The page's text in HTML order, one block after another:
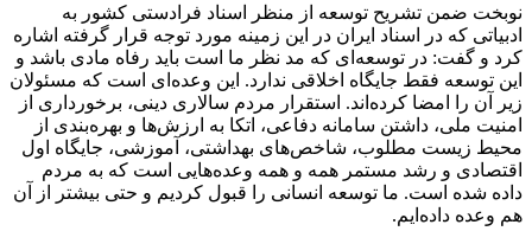
نوبخت ضمن تشریح توسعه از منظر اسناد فرادستی کشور به
ادبیاتی که در اسناد ایران در این زمینه مورد توجه قرار گرفته اشاره
کرد و گفت: در توسعه‌ای که مد نظر ما است باید رفاه مادی باشد و
این توسعه فقط جایگاه اخلاقی ندارد. این وعده‌ای است که مسئولان
زیر آن را امضا کرده‌اند. استقرار مردم سالاری دینی، برخورداری از
امنیت ملی، داشتن سامانه دفاعی، اتکا به ارزش‌ها و بهره‌بندی از
محیط زیست مطلوب، شاخص‌های بهداشتی، آموزشی، جایگاه اول
اقتصادی و رشد مستمر همه و همه وعده‌هایی است که به مردم
داده شده است. ما توسعه انسانی را قبول کردیم و حتی بیشتر از آن
هم وعده داده‌ایم.